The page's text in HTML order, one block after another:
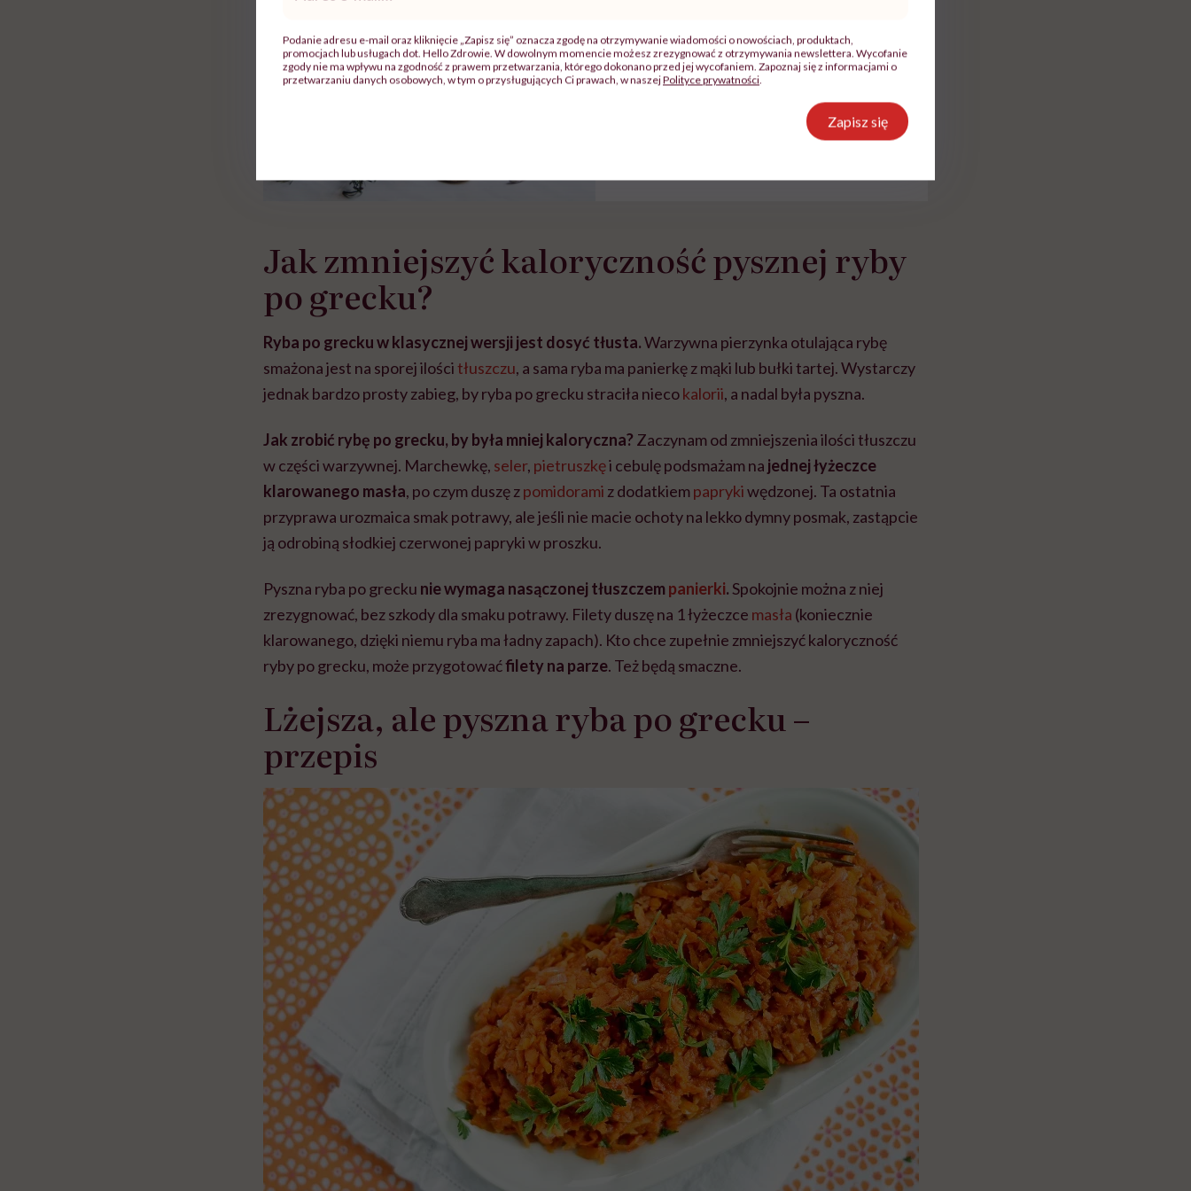
Odchudzone wersje wigilijnych
potraw. Wypróbuj 6 przepisów
Jak zmniejszyć kaloryczność pysznej ryby
po grecku?
Ryba po grecku w klasycznej wersji jest dosyć tłusta.Warzywna pierzynka otulająca rybę
smażona jest na sporej ilościtłuszczu, a sama ryba ma panierkę z mąki lub bułki tartej. Wystarczy
jednak bardzo prosty zabieg, by ryba po grecku straciła niecokalorii, a nadal była pyszna.
Jak zrobić rybę po grecku, by była mniej kaloryczna? Zaczynam od zmniejszenia ilości tłuszczu
w części warzywnej. Marchewkę, seler, pietruszkęi cebulę podsmażam na jednej łyżeczce
klarowanego masła, po czym duszę zpomidorami z dodatkiempaprykiwędzonej. Ta ostatnia
przyprawa urozmaica smak potrawy, ale jeśli nie macie ochoty na lekko dymny posmak, zastąpcie
ją odrobiną słodkiej czerwonej papryki w proszku.
Pyszna ryba po grecku nie wymaga nasączonej tłuszczem panierki.Spokojnie można z niej
zrezygnować, bez szkody dla smaku potrawy. Filety duszę na 1 łyżeczce masła (koniecznie
klarowanego, dzięki niemu ryba ma ładny zapach). Kto chce zupełnie zmniejszyć kaloryczność
ryby po grecku, może przygotowaćfilety na parze. Też będą smaczne.
Lżejsza, ale pyszna ryba po grecku –
przepis
mail*
Podanie adresu e-mail oraz kliknięcie „Zapisz się” oznacza zgodę na otrzymywanie wiadomości o nowościach, produktach,
promocjach lub usługach dot. Hello Zdrowie. W dowolnym momencie możesz zrezygnować z otrzymywania newslettera. Wycofanie
zgody nie ma wpływu na zgodność z prawem przetwarzania, którego dokonano przed jej wycofaniem. Zapoznaj się z informacjami o
przetwarzaniu danych osobowych, w tym o przysługujących Ci prawach, w naszejPolityce prywatności.
Zapisz się